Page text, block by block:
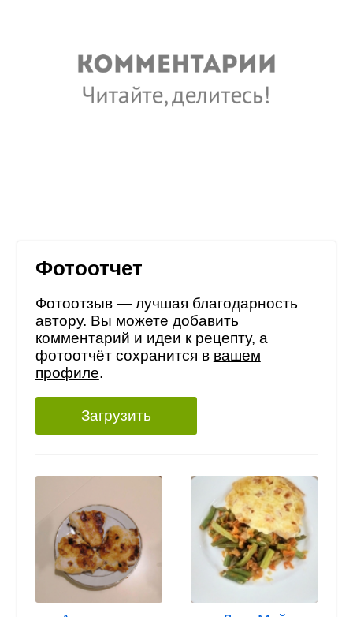
Фотоотчет
Фотоотзыв — лучшая благодарность
автору. Вы можете добавить
комментарий и идеи к рецепту, а
фотоотчёт сохранится в вашем
профиле.
Загрузить